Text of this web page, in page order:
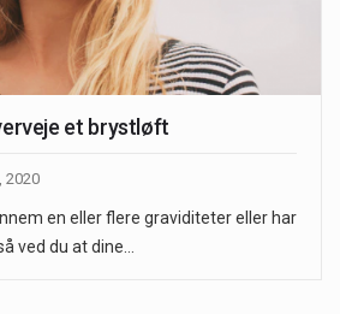
et brystløft
2020
en eller flere graviditeter eller har
ved du at dine…